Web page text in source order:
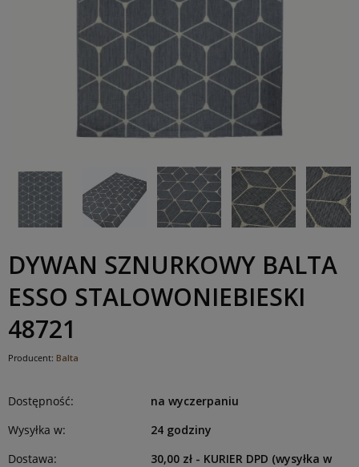
DYWAN SZNURKOWY BALTA
ESSO STALOWONIEBIESKI
48721
Producent: Balta
Dostępność:
na wyczerpaniu
Wysyłka w:
24 godziny
Dostawa:
30,00 zł - KURIER DPD (wysyłka w